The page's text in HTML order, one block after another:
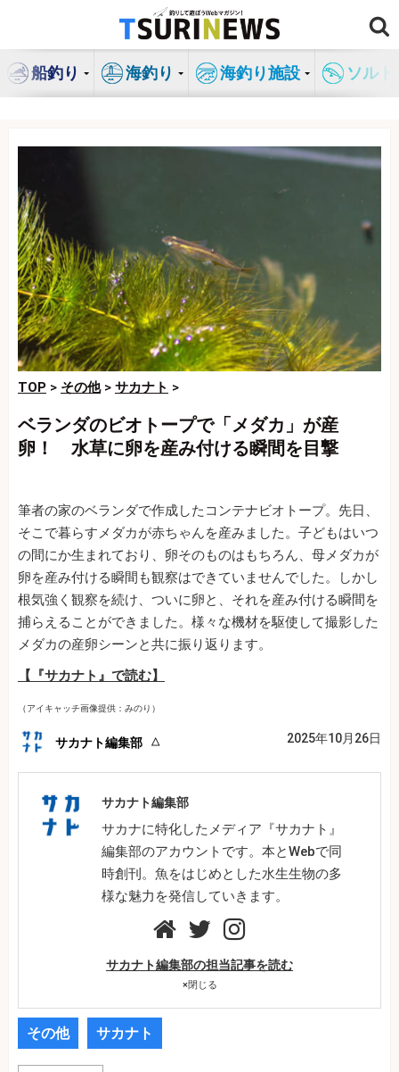
ン
船釣り 海釣り 海釣り施設 ソル
TOP > その他> サカナト >
ベランダのビオトープで「メダカ」が産
卵！ 水草に卵を産み付ける瞬間を目撃
筆者の家のベランダで作成したコンテナビオトープ。先日、
そこで暮らすメダカが赤ちゃんを産みました。子どもはいつ
の間にか生まれており、卵そのものはもちろん、母メダカが
卵を産み付ける瞬間も観察はできていませんでした。しかし
根気強く観察を続け、ついに卵と、それを産み付ける瞬間を
捕らえることができました。様々な機材を駆使して撮影した
メダカの産卵シーンと共に振り返ります。
【『サカナト』で読む】
（アイキャッチ画像提供：みのり）
サカナト編集部 2025年10月26日
サカナト編集部
サカナに特化したメディア『サカナト』
編集部のアカウントです。本とWebで同
時創刊。魚をはじめとした水生生物の多
様な魅力を発信していきます。
サカナト編集部の担当記事を読む
×閉じる
その他 サカナト